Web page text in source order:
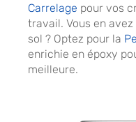
Carrelage pour vos
travail. Vous en
sol ? Optez pour la
enrichie en époxy
meilleure.